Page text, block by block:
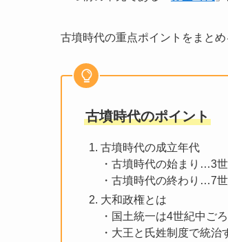
古墳時代の重点ポイントをまと
古墳時代のポイント
古墳時代の成立年代
・古墳時代の始まり…3
・古墳時代の終わり…7
大和政権とは
・国土統一は4世紀中ごろ
・大王と氏姓制度で統治